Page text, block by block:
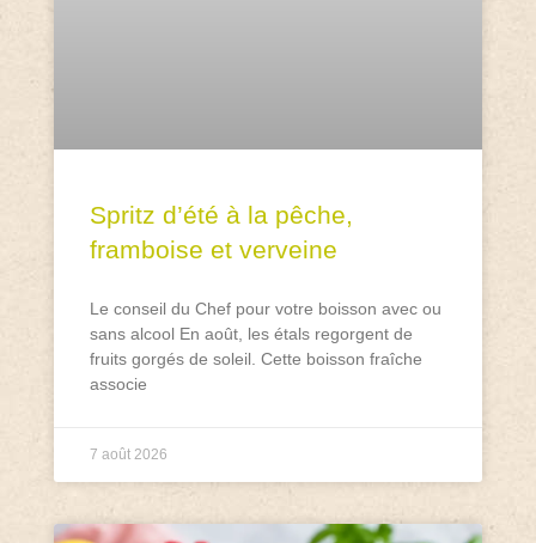
Spritz d’été à la pêche,
framboise et verveine
Le conseil du Chef pour votre boisson avec ou
sans alcool En août, les étals regorgent de
fruits gorgés de soleil. Cette boisson fraîche
associe
7 août 2026